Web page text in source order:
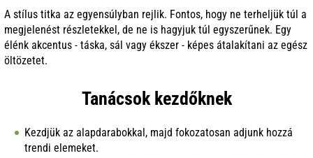
A stílus titka az egyensúlyban rejlik. Fontos, hogy ne terheljük túl a
megjelenést részletekkel, de ne is hagyjuk túl egyszerűnek. Egy
élénk akcentus - táska, sál vagy ékszer - képes átalakítani az egész
öltözetet.
Tanácsok kezdőknek
Kezdjük az alapdarabokkal, majd fokozatosan adjunk hozzá
trendi elemeket.